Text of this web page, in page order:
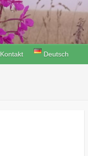
Kontakt Deutsch